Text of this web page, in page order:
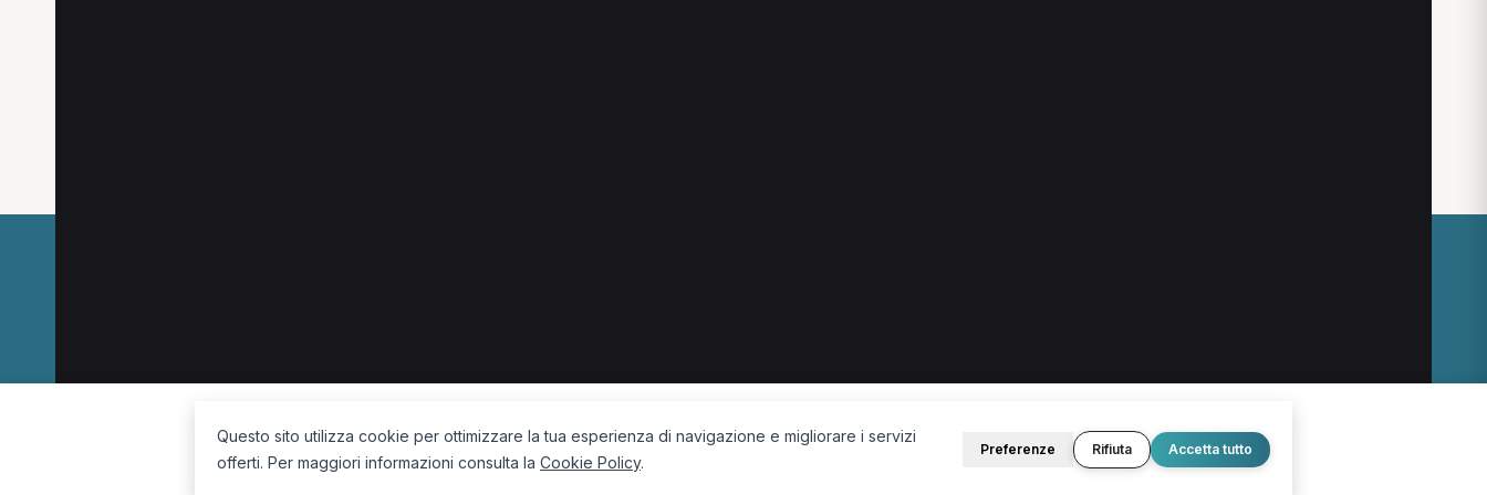
Questo sito utilizza cookie per ottimizzare la tua esperienza di navigazione e migliorare i servizi
offerti. Per maggiori informazioni consulta la Cookie Policy.
Preferenze Rifiuta Accetta tutto